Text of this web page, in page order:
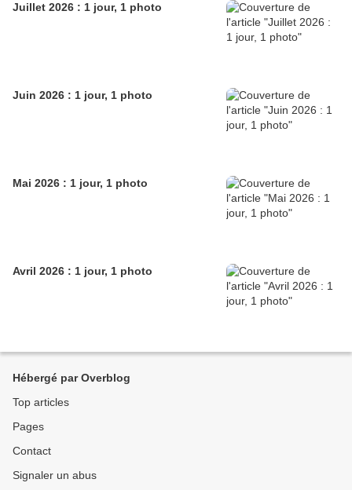
Juillet 2026 : 1 jour, 1 photo
Juin 2026 : 1 jour, 1 photo
Mai 2026 : 1 jour, 1 photo
Avril 2026 : 1 jour, 1 photo
Hébergé par Overblog
Top articles
Pages
Contact
Signaler un abus